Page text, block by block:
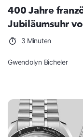
400 Jahre
Jubiläumsuhr
3 Minuten
Gwendolyn Bicheler